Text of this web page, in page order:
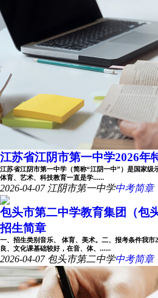
江苏省江阴市第一中学2026年
江苏省江阴市第一中学（简称“江阴一中”）是国家级
体育、艺术、科技教育一直是学......
2026-04-07 江阴市第一中学中考简章
包头市第二中学教育集团（包
招生简章
一、招生类别音乐、 体育、美术。二、报考条件我
良、文化课基础较好，在音、体、......
2026-04-07 包头市第二中学中考简章